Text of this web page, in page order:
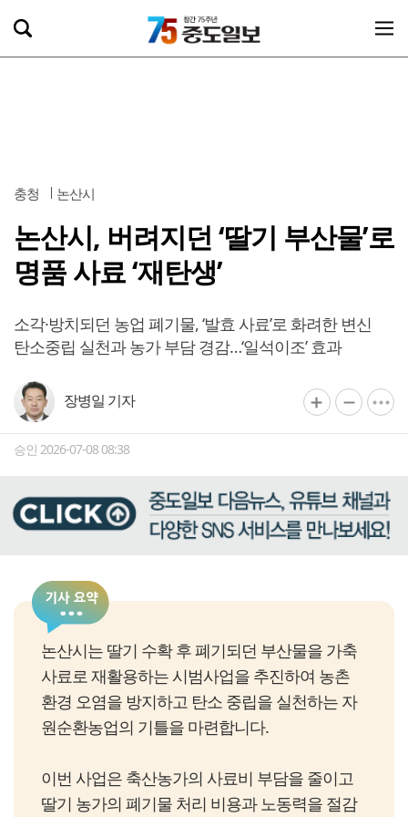
충청 논산시
논산시, 버려지던 ‘딸기 부산물’로
명품 사료 ‘재탄생’
소각·방치되던 농업 폐기물, ‘발효 사료’로 화려한 변신
탄소중립 실천과 농가 부담 경감…‘일석이조’ 효과
장병일 기자
승인 2026-07-08 08:38
논산시는 딸기 수확 후 폐기되던 부산물을 가축
사료로 재활용하는 시범사업을 추진하여 농촌
환경 오염을 방지하고 탄소 중립을 실천하는 자
원순환농업의 기틀을 마련합니다.
이번 사업은 축산농가의 사료비 부담을 줄이고
딸기 농가의 폐기물 처리 비용과 노동력을 절감